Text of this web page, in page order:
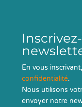
En vous
confidentialité.
Nous utilisons
envoyer notre